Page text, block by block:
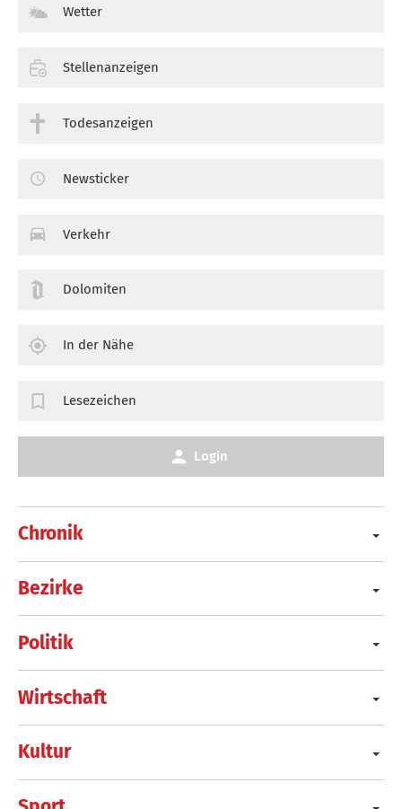
Chronik
Bezirke
Politik
Wirtschaft
Kultur
Wetter
Stellenanzeigen
Todesanzeigen
Newsticker
Verkehr
Dolomiten
In der Nähe
Lesezeichen
Login